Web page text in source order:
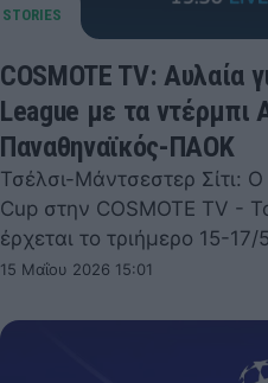
COSMOTE TV: Αυλαία
League με τα ντέρμπι
Παναθηναϊκός-ΠΑΟΚ
Τσέλσι-Μάντσεστερ Σίτι:
Cup στην COSMOTE TV -
έρχεται το τριήμερο 15-17/
15 Μαΐου 2026 15:01